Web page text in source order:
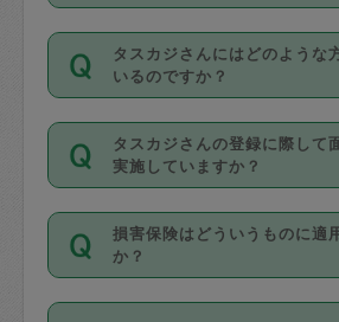
なお、タスカジさんの交通
金のご請求と合わせてお支
動計算で表示されます。
（例：毎週定期の場合は３
ンセルが有償（1200円、隔
は２回以上のキャンセルが
・ＡＭ ９時～１２時
・ＰＭ １３時～１６時
・夜 １８時～２１時
開始時間を２時間前後変更
能です。依頼送信後、個別
んにメッセージを送り調整
い。ただし、２時間を越え
掃除、整理収納、洗濯、買
作り置きです。タスカジさ
きる仕事の範囲が異なりま
する前にタスカジさんのプ
確認してください。
基本的に、高所での作業や
外での作業は対象外です。
タスカジさんにはどのような
いるのですか？
主婦として長年の家事経験
方、栄養士・調理師といっ
育園や学校の給食やレスト
係の専門職に従事されてい
すでにハウスキーパーや英
てお仕事をしているフィリ
タスカジさんの登録に際して
実施していますか？
応募の際に、各自事務局と
を行っています。その後、
写真提出をしていただいて
損害保険はどういうものに適
か？
依頼者とタスカジさんとの